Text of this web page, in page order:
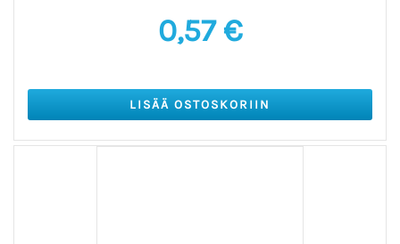
0,57 €